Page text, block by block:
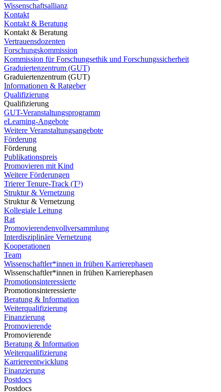
Wissenschaftsallianz
Kontakt
Kontakt & Beratung
Kontakt & Beratung
Vertrauensdozenten
Forschungskommission
Kommission für Forschungsethik und Forschungssicherheit
Graduiertenzentrum (GUT)
Graduiertenzentrum (GUT)
Informationen & Ratgeber
Qualifizierung
Qualifizierung
GUT-Veranstaltungsprogramm
eLearning-Angebote
Weitere Veranstaltungsangebote
Förderung
Förderung
Publikationspreis
Promovieren mit Kind
Weitere Förderungen
Trierer Tenure-Track (T³)
Struktur & Vernetzung
Struktur & Vernetzung
Kollegiale Leitung
Rat
Promovierendenvollversammlung
Interdisziplinäre Vernetzung
Kooperationen
Team
Wissenschaftler*innen in frühen Karrierephasen
Wissenschaftler*innen in frühen Karrierephasen
Promotionsinteressierte
Promotionsinteressierte
Beratung & Information
Weiterqualifizierung
Finanzierung
Promovierende
Promovierende
Beratung & Information
Weiterqualifizierung
Karriereentwicklung
Finanzierung
Postdocs
Postdocs